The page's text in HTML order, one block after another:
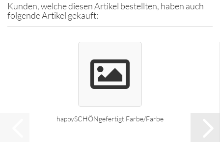
Kunden, welche diesen Artikel bestellten, haben auch
folgende Artikel gekauft:
happySCHÖNgefertigt Farbe/Farbe